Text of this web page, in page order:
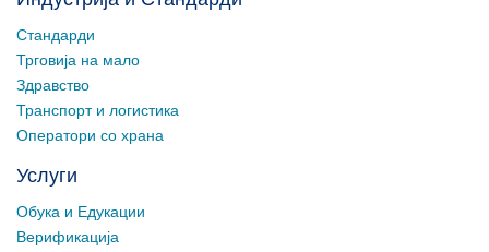
Стандарди
Трговија на мало
Здравство
Транспорт и логистика
Оператори со храна
Услуги
Обука и Едукации
Верификација